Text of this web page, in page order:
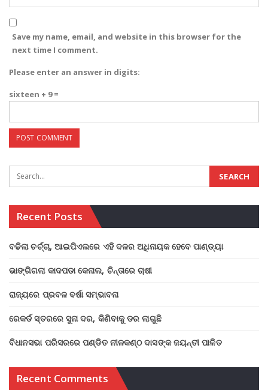
Save my name, email, and website in this browser for the
next time I comment.
Please enter an answer in digits:
sixteen + 9 =
Recent Posts
ବଢିଲା ଚର୍ଚ୍ଚା, ଆଇପିଏଲରେ ଏହି ଦଳର ଅଧିନାୟକ ହେବେ ପାଣ୍ଡ୍ୟା
ଭାଙ୍ଗିଗଲା କାଦପଡା କେନାଲ, ଚିନ୍ତାରେ ଚାଷୀ
ରାଜ୍ୟରେ ପ୍ରବଳ ବର୍ଷା ସମ୍ଭାବନା
ରେକର୍ଡ ସ୍ତରରେ ସୁନା ଦର, କିଣିବାକୁ ଡର ଲାଗୁଛି
ବିଧାନସଭା ପରିସରରେ ପଣ୍ଡିତ ନୀଳକଣ୍ଠ ଦାସଙ୍କ ଜୟନ୍ତୀ ପାଳିତ
Recent Comments